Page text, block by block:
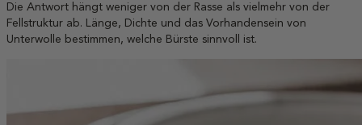
Die Antwort hängt weniger von der Rasse als vielmehr von der
Fellstruktur ab. Länge, Dichte und das Vorhandensein von
Unterwolle bestimmen, welche Bürste sinnvoll ist.